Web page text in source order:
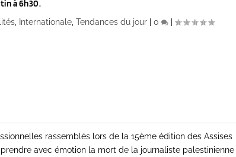
à 6h30.
Internationale ,Tendances du jour |0 |
rassemblés lors de la 15ème édition des Assises
avec émotion la mort de la journaliste palestinienne